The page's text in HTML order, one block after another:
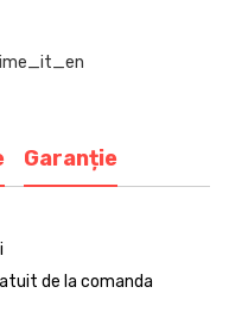
Garanție
de la comanda